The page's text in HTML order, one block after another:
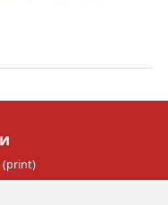
(print)